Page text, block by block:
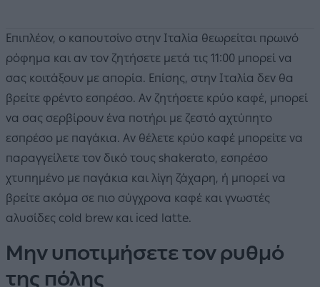
Επιπλέον, ο καπουτσίνο στην Ιταλία θεωρείται πρωινό
ρόφημα και αν τον ζητήσετε μετά τις 11:00 μπορεί να
σας κοιτάξουν με απορία. Επίσης, στην Ιταλία δεν θα
βρείτε φρέντο εσπρέσο. Αν ζητήσετε κρύο καφέ, μπορεί
να σας σερβίρουν ένα ποτήρι με ζεστό αχτύπητο
εσπρέσο με παγάκια. Αν θέλετε κρύο καφέ μπορείτε να
παραγγείλετε τον δικό τους shakerato, εσπρέσο
χτυπημένο με παγάκια και λίγη ζάχαρη, ή μπορεί να
βρείτε ακόμα σε πιο σύγχρονα καφέ και γνωστές
αλυσίδες cold brew και iced latte.
Μην υποτιμήσετε τον ρυθμό
της πόλης